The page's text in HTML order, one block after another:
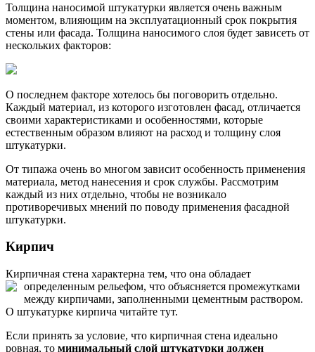
Толщина наносимой штукатурки является очень важным
моментом, влияющим на эксплуатационный срок покрытия
стены или фасада. Толщина наносимого слоя будет зависеть от
нескольких факторов:
О последнем факторе хотелось бы поговорить отдельно.
Каждый материал, из которого изготовлен фасад, отличается
своими характеристиками и особенностями, которые
естественным образом влияют на расход и толщину слоя
штукатурки.
От типажа очень во многом зависит особенность применения
материала, метод нанесения и срок службы. Рассмотрим
каждый из них отдельно, чтобы не возникало
противоречивых мнений по поводу применения фасадной
штукатурки.
Кирпич
Кирпичная стена характерна тем, что она обладает
определенным рельефом, что объясняется промежутками
между кирпичами, заполненными цементным раствором.
О штукатурке кирпича читайте тут.
Если принять за условие, что кирпичная стена идеально
ровная, то минимальный слой штукатурки должен